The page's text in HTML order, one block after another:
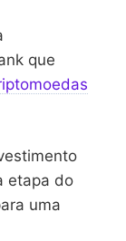
que
etapa do
uma